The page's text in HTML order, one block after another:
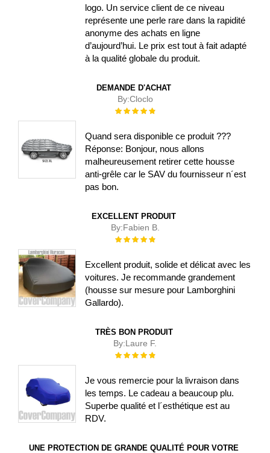
logo. Un service client de ce niveau
représente une perle rare dans la rapidité
anonyme des achats en ligne
d’aujourd’hui. Le prix est tout à fait adapté
à la qualité globale du produit.
DEMANDE D'ACHAT
By:Cloclo
Évaluation :
Quand sera disponible ce produit ???
Réponse: Bonjour, nous allons
malheureusement retirer cette housse
anti-grêle car le SAV du fournisseur n´est
pas bon.
EXCELLENT PRODUIT
By:Fabien B.
Évaluation :
Excellent produit, solide et délicat avec les
voitures. Je recommande grandement
(housse sur mesure pour Lamborghini
Gallardo).
TRÈS BON PRODUIT
By:Laure F.
Évaluation :
Je vous remercie pour la livraison dans
les temps. Le cadeau a beaucoup plu.
Superbe qualité et l´esthétique est au
RDV.
UNE PROTECTION DE GRANDE QUALITÉ POUR VOTRE